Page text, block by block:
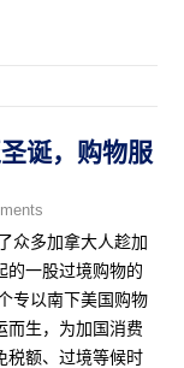
诞，购物服
众多加拿大人趁加
的一股过境购物的
专以南下美国购物
而生，为加国消费
税额、过境等候时